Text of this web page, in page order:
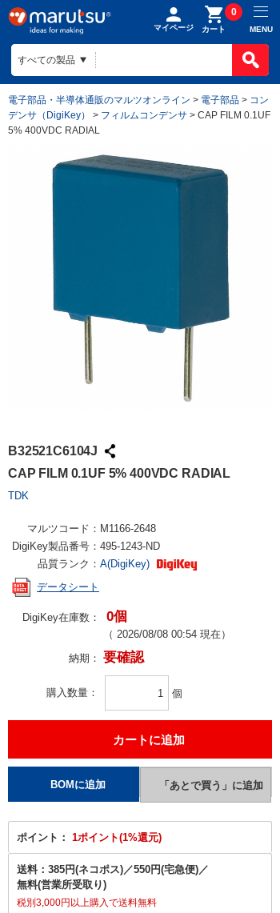
マイページ カート
0
MENU
電子部品・半導体通販のマルツオンライン > 電子部品 > コン
デンサ（DigiKey）
> フィルムコンデンサ > CAP FILM 0.1UF
5% 400VDC RADIAL
B32521C6104J
CAP FILM 0.1UF 5% 400VDC RADIAL
TDK
マルツコード： M1166-2648
DigiKey製品番号： 495-1243-ND
品質ランク： A(DigiKey)
データシート
DigiKey在庫数： 0個
（ 2026/08/08 00:54 現在）
納期： 要確認
購入数量 個
ポイント： 1ポイント(1%還元)
送料： 385円(ネコポス)／550円(宅急便)／
無料(営業所受取り)
税別3,000円以上購入で送料無料